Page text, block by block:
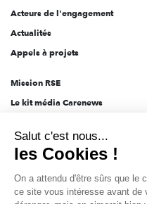
Acteurs de l'engagement
Actualités
Appels à projets
Mission RSE
Le kit média Carenews
AEF info
Novethic
PRODURABLE
Inclusiv Day
Salut c'est nous...
les Cookies !
On a attendu d'être sûrs que le
ce site vous intéresse avant de